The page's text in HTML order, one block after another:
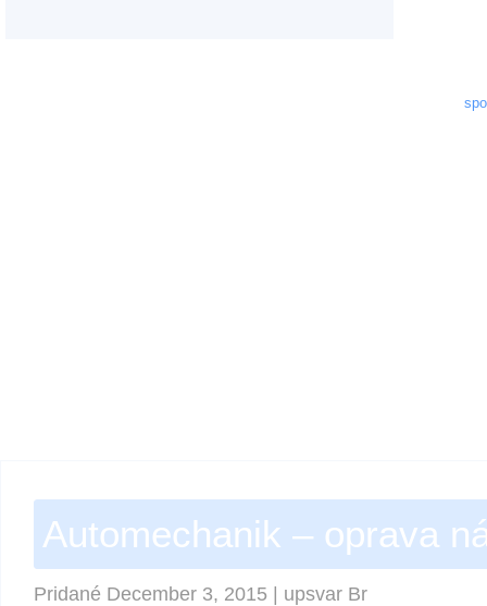
Automechanik – oprava
Pridané December 3, 2015 | upsvar Br